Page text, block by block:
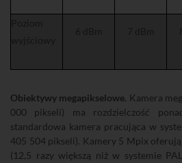
Obiektywy megapikselowe. Kamera
000 pikseli) ma rozdzielczość
standardowa kamera pracująca w
405 504 pikseli). Kamery 5 Mpix
(12,5 razy większą niż w systemie